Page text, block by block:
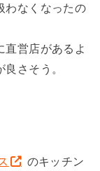
わなくなったの
直営店があるよ
さそう。
のキッチン